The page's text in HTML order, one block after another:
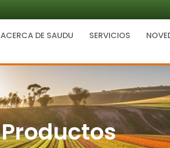
ACERCA DE SAUDU SERVICIOS
Productos